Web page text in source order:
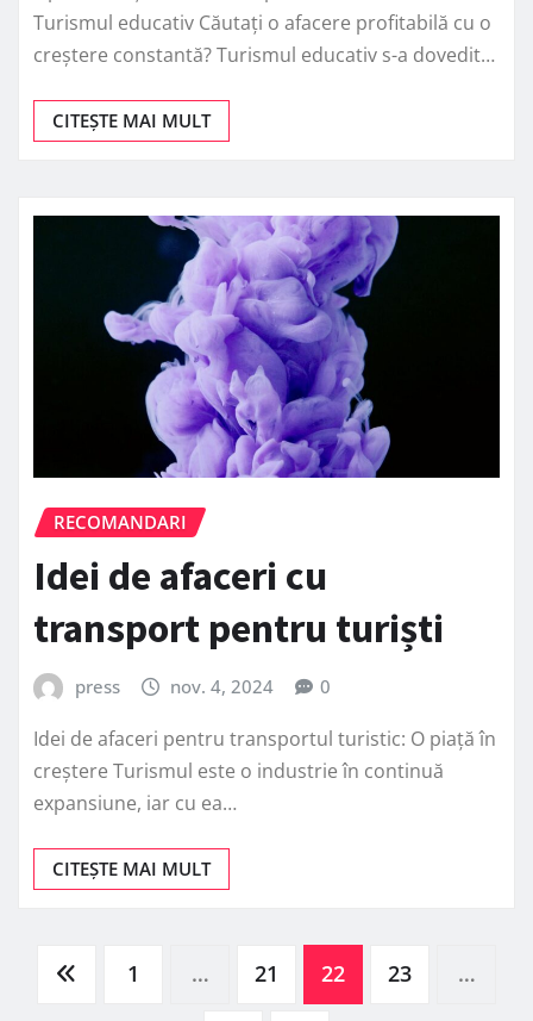
Turismul educativ Căutați o afacere profitabilă cu o
creștere constantă? Turismul educativ s-a dovedit…
CITEȘTE MAI MULT
RECOMANDARI
Idei de afaceri cu
transport pentru turiști
press nov. 4, 2024 0
Idei de afaceri pentru transportul turistic: O piață în
creștere Turismul este o industrie în continuă
expansiune, iar cu ea…
CITEȘTE MAI MULT
Paginație
1 … 21 22 23 …